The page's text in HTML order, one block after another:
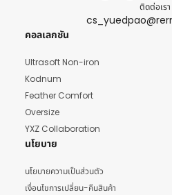
ติดต่อเรา
คอลเลกชัน
Ultrasoft Non-iron
Kodnum
Feather Comfort
Oversize
YXZ Collaboration
นโยบาย
นโยบายความเป็นส่วนตัว
เงื่อนไขการเปลี่ยน-คืนสินค้า